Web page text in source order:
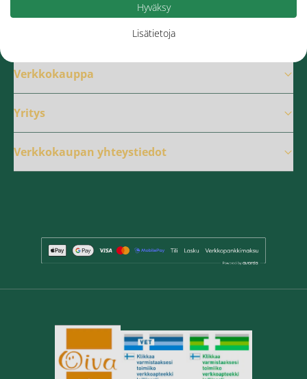
Verkkokauppa
Yritys
Verkkokaupan yhteystiedot
Hyväksy
Lisätietoja